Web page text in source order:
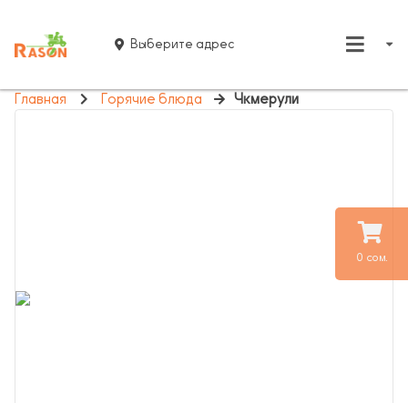
0 сом.
Выберите адрес
Главная Горячие блюда Чкмерули